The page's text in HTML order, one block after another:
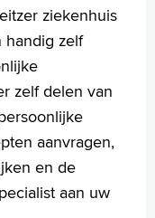
ziekenhuis
handig zelf
zelf delen van
aanvragen,
en de
aan uw